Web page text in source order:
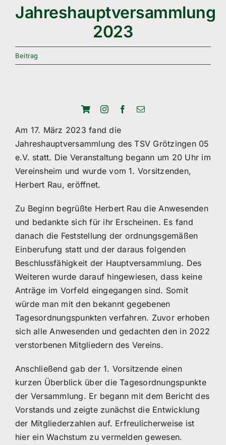
Freizeitsport
Leichtathletik
Mitgliedschaft
Jahreshauptversammlung
2023
Beitrag
Am 17. März 2023 fand die
Jahreshauptversammlung des TSV Grötzingen 05
e.V. statt. Die Veranstaltung begann um 20 Uhr im
Vereinsheim und wurde vom 1. Vorsitzenden,
Herbert Rau, eröffnet.
Zu Beginn begrüßte Herbert Rau die Anwesenden
und bedankte sich für ihr Erscheinen. Es fand
danach die Feststellung der ordnungsgemäßen
Einberufung statt und der daraus folgenden
Beschlussfähigkeit der Hauptversammlung. Des
Weiteren wurde darauf hingewiesen, dass keine
Anträge im Vorfeld eingegangen sind. Somit
würde man mit den bekannt gegebenen
Tagesordnungspunkten verfahren. Zuvor erhoben
sich alle Anwesenden und gedachten den in 2022
verstorbenen Mitgliedern des Vereins.
Anschließend gab der 1. Vorsitzende einen
kurzen Überblick über die Tagesordnungspunkte
der Versammlung. Er begann mit dem Bericht des
Vorstands und zeigte zunächst die Entwicklung
der Mitgliederzahlen auf. Erfreulicherweise ist
hier ein Wachstum zu vermelden gewesen.